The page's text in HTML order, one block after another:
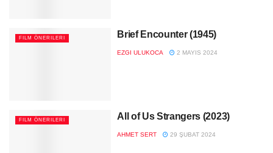
FILM ÖNERILERI Brief Encounter (1945)
EZGI ULUKOCA 2 MAYIS 2024
FILM ÖNERILERI All of Us Strangers (2023)
AHMET SERT 29 ŞUBAT 2024